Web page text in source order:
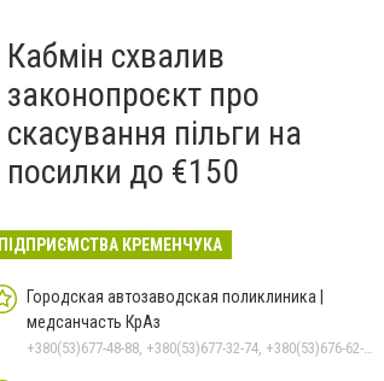
Кабмін схвалив
законопроєкт про
скасування пільги на
посилки до €150
ПІДПРИЄМСТВА КРЕМЕНЧУКА
Городская автозаводская поликлиника |
медсанчасть КрАз
+380(53)677-48-88, +380(53)677-32-74, +380(53)676-62-99, +380536766187